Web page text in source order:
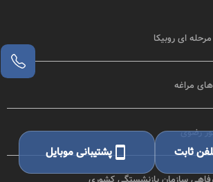
ای روبیکا
مراغه
رضوی
ثابت smartphoneپشتیبانی موبایل